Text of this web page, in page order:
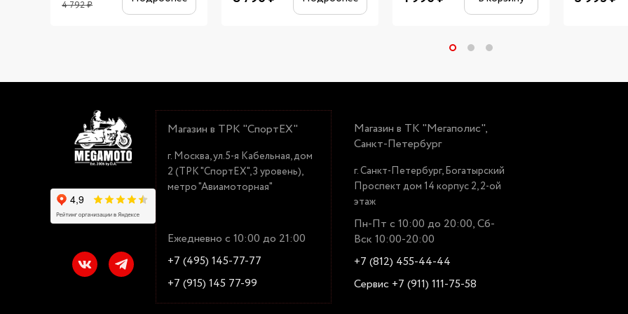
4 792₽
Магазин в ТРК "СпортЕХ"
г. Москва, ул.5-я Кабельная, дом
2 (ТРК "СпортЕХ", 3 уровень),
метро "Авиамоторная"
Ежедневно с 10:00 до 21:00
+7 (495) 145-77-77
+7 (915) 145 77-99
Магазин в ТК "Мегаполис",
Санкт-Петербург
г. Санкт-Петербург, Богатырский
Проспект дом 14 корпус 2, 2-ой
этаж
Пн-Пт с 10:00 до 20:00, Сб-
Вск 10:00-20:00
+7 (812) 455-44-44
Сервис +7 (911) 111-75-58